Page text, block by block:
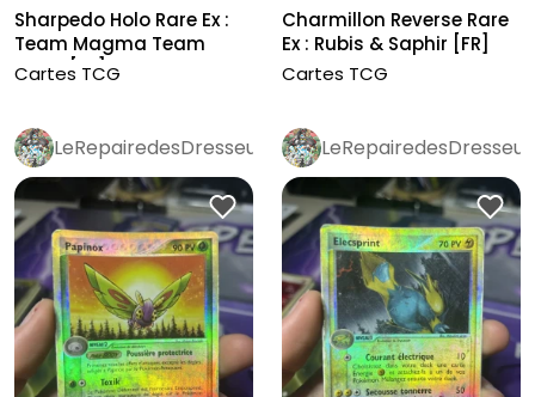
Sharpedo Holo Rare Ex :
Team Magma Team
Aqua [FR]
Cartes TCG
Charmillon Reverse Rare
Ex : Rubis & Saphir [FR]
Cartes TCG
LeRepairedesDresseurs